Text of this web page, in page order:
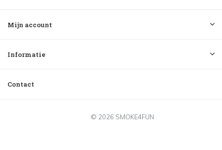
Mijn account
Informatie
Contact
© 2026 SMOKE4FUN